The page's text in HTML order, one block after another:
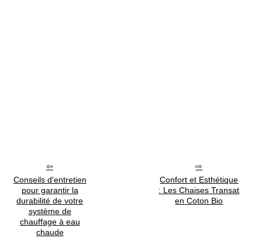
Conseils d'entretien
pour garantir la
durabilité de votre
système de
chauffage à eau
chaude
Confort et Esthétique
: Les Chaises Transat
en Coton Bio